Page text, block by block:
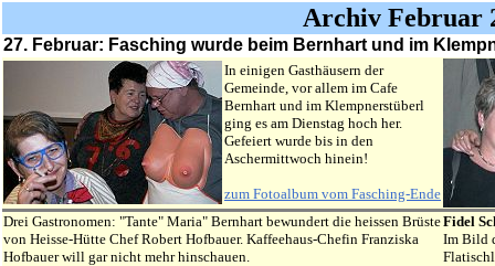
Archiv Februar
27. Februar: Fasching wurde beim Bernhart und im
In einigen Gasthäusern der
Gemeinde, vor allem im Cafe
Bernhart und im Klempnerstüberl
ging es am Dienstag hoch her.
Gefeiert wurde bis in den
Aschermittwoch hinein!
zum Fotoalbum vom Fasching-Ende
Drei Gastronomen: "Tante" Maria" Bernhart bewundert die heissen Brüste
von Heisse-Hütte Chef Robert Hofbauer. Kaffeehaus-Chefin Franziska
Hofbauer will gar nicht mehr hinschauen.
Fidel
Im Bild